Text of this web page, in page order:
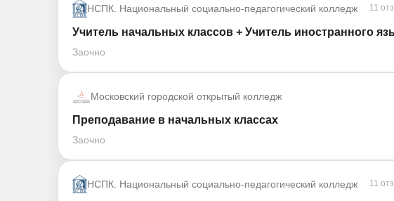
НСПК. Национальный социально-педагогический колледж 11
Учитель начальных классов + Учитель иностранного
Заочно
Московский городской открытый колледж
Преподавание в начальных классах
Заочно
НСПК. Национальный социально-педагогический колледж 11